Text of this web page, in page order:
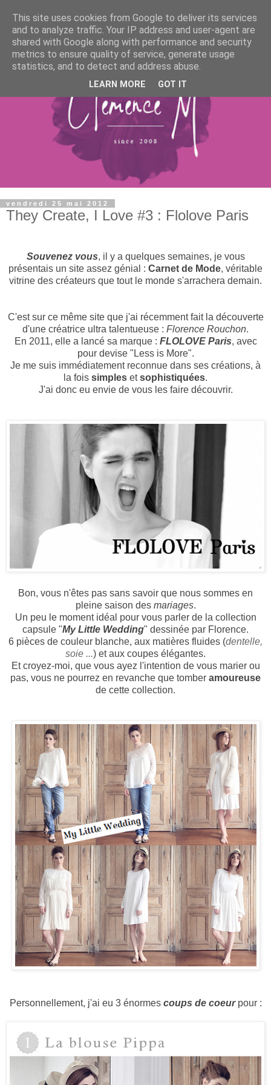
vendredi 25 mai 2012
They Create, I Love #3 : Flolove Paris
Souvenez vous, il y a quelques semaines, je vous
présentais un site assez génial : Carnet de Mode, véritable
vitrine des créateurs que tout le monde s'arrachera demain.
C'est sur ce même site que j'ai récemment fait la découverte
d'une créatrice ultra talentueuse : Florence Rouchon.
En 2011, elle a lancé sa marque : FLOLOVE Paris, avec
pour devise "Less is More".
Je me suis immédiatement reconnue dans ses créations, à
la fois simples etsophistiquées.
J'ai donc eu envie de vous les faire découvrir.
Bon, vous n'êtes pas sans savoir que nous sommes en
pleine saison des mariages.
Un peu le moment idéal pour vous parler de la collection
capsule "My Little Wedding" dessinée par Florence.
6 pièces de couleur blanche, aux matières fluides (dentelle,
soie ...) et aux coupes élégantes.
Et croyez-moi, que vous ayez l'intention de vous marier ou
pas, vous ne pourrez en revanche que tomber amoureuse
de cette collection.
Personnellement, j'ai eu 3 énormes coups de coeurpour :
This site uses cookies from Google to deliver its services
and to analyze traffic. Your IP address and user-agent are
shared with Google along with performance and security
metrics to ensure quality of service, generate usage
statistics, and to detect and address abuse.
LEARN MORE GOT IT